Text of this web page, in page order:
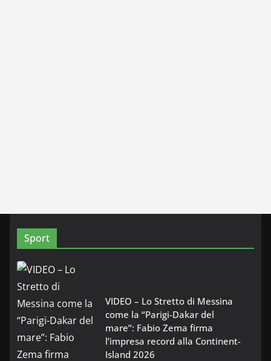
Sport
VIDEO – Lo Stretto di Messina
come la “Parigi-Dakar del
mare”: Fabio Zema firma
l’impresa record alla Continent-
Island 2026